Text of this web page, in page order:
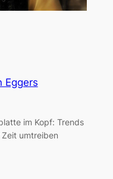
Eggers
im Kopf: Trends
umtreiben